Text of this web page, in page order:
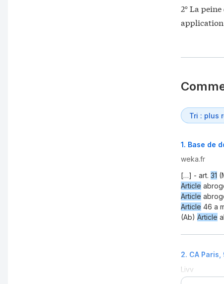
2° La
1. Base de
weka.fr
[…] - art. 31
Article
Article
Article 46 a
(Ab) Article
2. CA
Livv